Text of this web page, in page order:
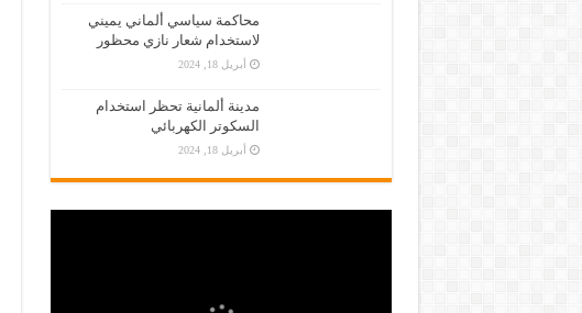
محاكمة سياسي ألماني يميني
لاستخدام شعار نازي محظور
أبريل 18, 2024
مدينة ألمانية تحظر استخدام
السكوتر الكهربائي
أبريل 18, 2024